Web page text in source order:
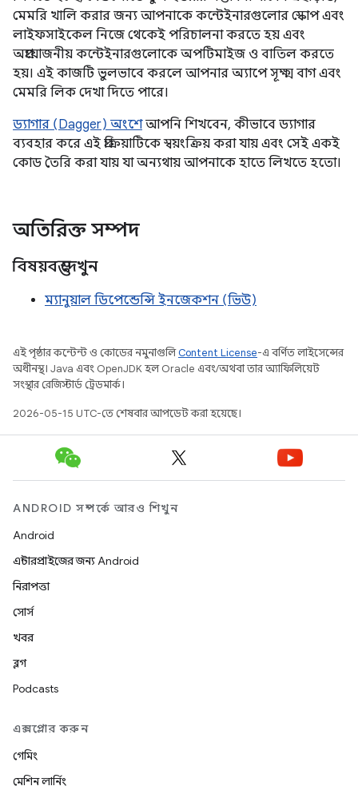
মেমরি খালি করার জন্য আপনাকে কন্টেইনারগুলোর স্কোপ এবং
লাইফসাইকেল নিজে থেকেই পরিচালনা করতে হয় এবং
অপ্রয়োজনীয় কন্টেইনারগুলোকে অপটিমাইজ ও বাতিল করতে
হয়। এই কাজটি ভুলভাবে করলে আপনার অ্যাপে সূক্ষ্ম বাগ এবং
মেমরি লিক দেখা দিতে পারে।
ড্যাগার (Dagger) অংশেআপনি শিখবেন, কীভাবে ড্যাগার
ব্যবহার করে এই প্রক্রিয়াটিকে স্বয়ংক্রিয় করা যায় এবং সেই একই
কোড তৈরি করা যায় যা অন্যথায় আপনাকে হাতে লিখতে হতো।
অতিরিক্ত সম্পদ
বিষয়বস্তু দেখুন
ম্যানুয়াল ডিপেন্ডেন্সি ইনজেকশন (ভিউ)
এই পৃষ্ঠার কন্টেন্ট ও কোডের নমুনাগুলিContent License-এ বর্ণিত লাইসেন্সের
অধীনস্থ। Java এবং OpenJDK হল Oracle এবং/অথবা তার অ্যাফিলিয়েট
সংস্থার রেজিস্টার্ড ট্রেডমার্ক।
2026-05-15 UTC-তে শেষবার আপডেট করা হয়েছে।
ANDROID সম্পর্কে আরও শিখুন
Android
এন্টারপ্রাইজের জন্য Android
নিরাপত্তা
সোর্স
খবর
ব্লগ
Podcasts
এক্সপ্লোর করুন
গেমিং
মেশিন লার্নিং